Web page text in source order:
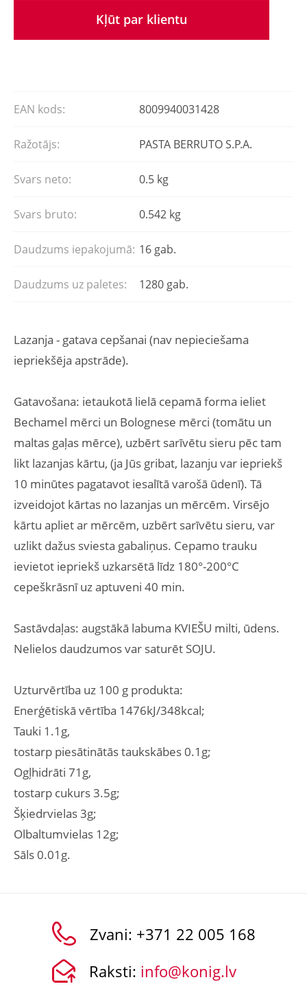
Kļūt par klientu
EAN kods: 8009940031428
Ražotājs: PASTA BERRUTO S.P.A.
Svars neto: 0.5 kg
Svars bruto: 0.542 kg
Daudzums iepakojumā: 16 gab.
Daudzums uz paletes: 1280 gab.
Lazanja - gatava cepšanai (nav nepieciešama
iepriekšēja apstrāde).
Gatavošana: ietaukotā lielā cepamā forma ieliet
Bechamel mērci un Bolognese mērci (tomātu un
maltas gaļas mērce), uzbērt sarīvētu sieru pēc tam
likt lazanjas kārtu, (ja Jūs gribat, lazanju var iepriekš
10 minūtes pagatavot iesalītā varošā ūdenī). Tā
izveidojot kārtas no lazanjas un mērcēm. Virsējo
kārtu apliet ar mērcēm, uzbērt sarīvētu sieru, var
uzlikt dažus sviesta gabaliņus. Cepamo trauku
ievietot iepriekš uzkarsētā līdz 180°-200°C
cepeškrāsnī uz aptuveni 40 min.
Sastāvdaļas: augstākā labuma KVIEŠU milti, ūdens.
Nelielos daudzumos var saturēt SOJU.
Uzturvērtība uz 100 g produkta:
Enerģētiskā vērtība 1476kJ/348kcal;
Tauki 1.1g,
tostarp piesātinātās taukskābes 0.1g;
Ogļhidrāti 71g,
tostarp cukurs 3.5g;
Šķiedrvielas 3g;
Olbaltumvielas 12g;
Sāls 0.01g.
Zvani: +371 22 005 168
Raksti: info@konig.lv